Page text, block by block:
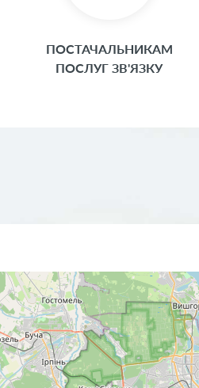
ПОСТАЧАЛЬНИКАМ
ПОСЛУГ ЗВ'ЯЗКУ